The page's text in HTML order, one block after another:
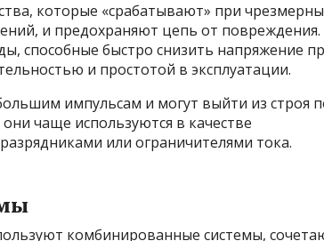
которые «срабатывают» при
и предохраняют цепь от повреждения.
способные быстро снизить напряжение
и простотой в эксплуатации.
импульсам и могут выйти из строя
чаще используются в качестве
или ограничителями тока.
комбинированные системы,